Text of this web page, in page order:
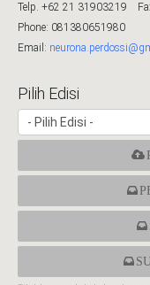
Telp. +62 21 31903219
Phone: 081380651980
Email:
Pilih Edisi